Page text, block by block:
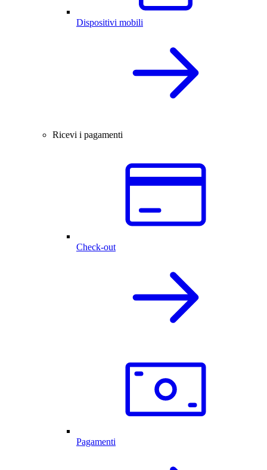
Dispositivi mobili
Ricevi i pagamenti
Check-out
Pagamenti